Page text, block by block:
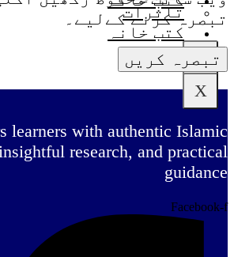
X
تاثرات
کتب خانہ
X
تبصرہ کرنے کےلیے۔
learners with authentic Islamic
research, and practical
guidance
Facebook-f